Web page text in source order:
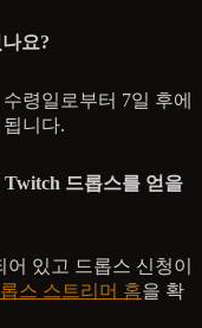
요?
령일로부터 7일 후에
니다.
드롭스를 얻을
있고 드롭스 신청이
스 스트리머 홈을 확